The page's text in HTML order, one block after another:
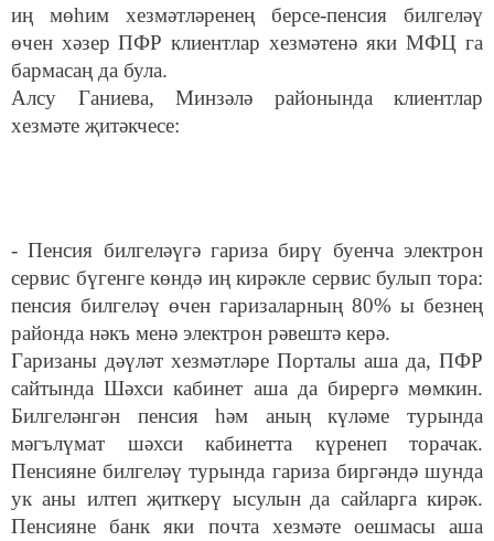
иң мөһим хезмәтләренең берсе-пенсия билгеләү
өчен хәзер ПФР клиентлар хезмәтенә яки МФЦ га
бармасаң да була.
Алсу Ганиева, Минзәлә районында клиентлар
хезмәте җитәкчесе:
- Пенсия билгеләүгә гариза бирү буенча электрон
сервис бүгенге көндә иң кирәкле сервис булып тора:
пенсия билгеләү өчен гаризаларның 80% ы безнең
районда нәкъ менә электрон рәвештә керә.
Гаризаны дәүләт хезмәтләре Порталы аша да, ПФР
сайтында Шәхси кабинет аша да бирергә мөмкин.
Билгеләнгән пенсия һәм аның күләме турында
мәгълүмат шәхси кабинетта күренеп торачак.
Пенсияне билгеләү турында гариза биргәндә шунда
ук аны илтеп җиткерү ысулын да сайларга кирәк.
Пенсияне банк яки почта хезмәте оешмасы аша